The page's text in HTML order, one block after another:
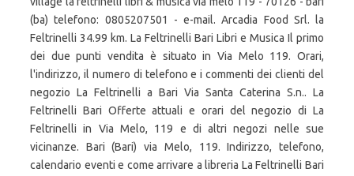
(ba) telefono: 0805207501 - e-mail. Arcadia Food Srl. la
Feltrinelli 34.99 km. La Feltrinelli Bari Libri e Musica Il primo
dei due punti vendita è situato in Via Melo 119. Orari,
l'indirizzo, il numero di telefono e i commenti dei clienti del
negozio La Feltrinelli a Bari Via Santa Caterina S.n.. La
Feltrinelli Bari Offerte attuali e orari del negozio di La
Feltrinelli in Via Melo, 119 e di altri negozi nelle sue
vicinanze. Bari (Bari) via Melo, 119. Indirizzo, telefono,
calendario eventi e come arrivare a libreria La Feltrinelli Bari